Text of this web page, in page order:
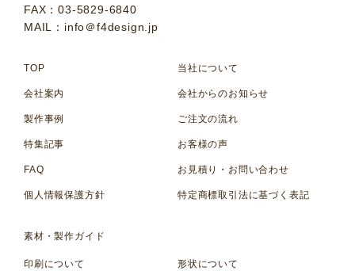
FAX：03-5829-6840
MAIL：info＠f4design.jp
TOP 当社について
会社案内 会社からのお知らせ
製作事例 ご注文の流れ
特集記事 お客様の声
FAQ お見積り・お問い合わせ
個人情報保護方針 特定商標取引法に基づく表記
素材・製作ガイド
印刷について 形状について